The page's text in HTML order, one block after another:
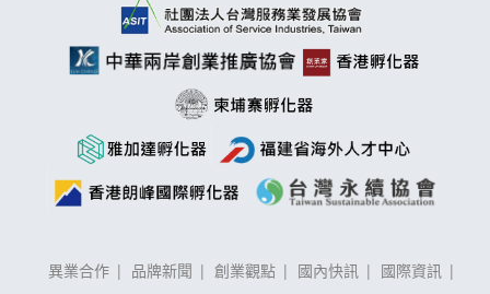
異業合作 品牌新聞 創業觀點 國內快訊
國際資訊